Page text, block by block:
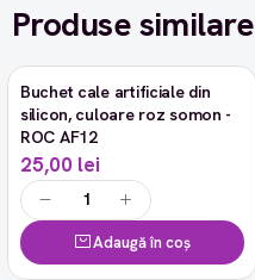
Produse similare
Buchet cale artificiale din
silicon, culoare roz somon -
ROC AF12
25,00 lei
Adaugă în coș